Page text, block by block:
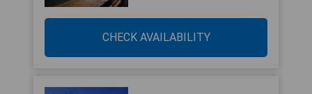
CHECK AVAILABILITY